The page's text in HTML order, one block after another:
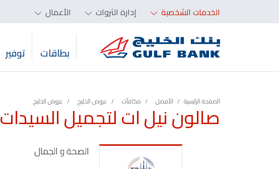
الخدمات الشخصية إدارة الثروات الأعمال
بطاقات توفير
الصفحة الرئيسية الأفضل مكافآت عروض الخليج عروض الخليج
صالون نيل ات لتجميل السيدات
الصحة و الجمال